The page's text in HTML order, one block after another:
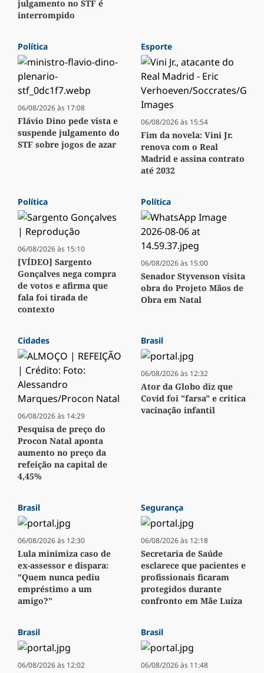
julgamento no STF é
interrompido
Política
06/08/2026 às 17:08
Flávio Dino pede vista e
suspende julgamento do
STF sobre jogos de azar
Esporte
06/08/2026 às 15:54
Fim da novela: Vini Jr.
renova com o Real
Madrid e assina contrato
até 2032
Política
06/08/2026 às 15:10
[VÍDEO] Sargento
Gonçalves nega compra
de votos e afirma que
fala foi tirada de
contexto
Política
06/08/2026 às 15:00
Senador Styvenson visita
obra do Projeto Mãos de
Obra em Natal
Cidades
06/08/2026 às 14:29
Pesquisa de preço do
Procon Natal aponta
aumento no preço da
refeição na capital de
4,45%
Brasil
06/08/2026 às 12:32
Ator da Globo diz que
Covid foi "farsa" e critica
vacinação infantil
Brasil
06/08/2026 às 12:30
Lula minimiza caso de
ex-assessor e dispara:
"Quem nunca pediu
empréstimo a um
amigo?"
Segurança
06/08/2026 às 12:18
Secretaria de Saúde
esclarece que pacientes e
profissionais ficaram
protegidos durante
confronto em Mãe Luíza
Brasil
06/08/2026 às 12:02
Brasil
06/08/2026 às 11:48